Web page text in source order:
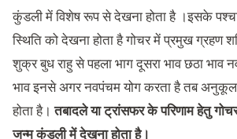
कुंडली में विशेष रूप से देखना होता है ।इसके
स्थिति को देखना होता है गोचर में प्रमुख ग्रहण
शुक्र बुध राहु से पहला भाग दूसरा भाव छठा भाव
भाव इनसे अगर नवपंचम योग करता है तब अनुकूल
होता है।तबादले या ट्रांसफर के परिणाम हेतु
जन्म कुंडली में देखना होता है।